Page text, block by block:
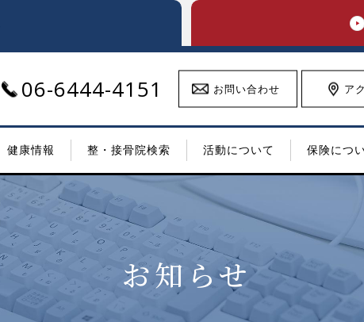
06-6444-4151 お問い合わせ ア
健康情報 整・接骨院検索 活動について 保険につ
お知らせ